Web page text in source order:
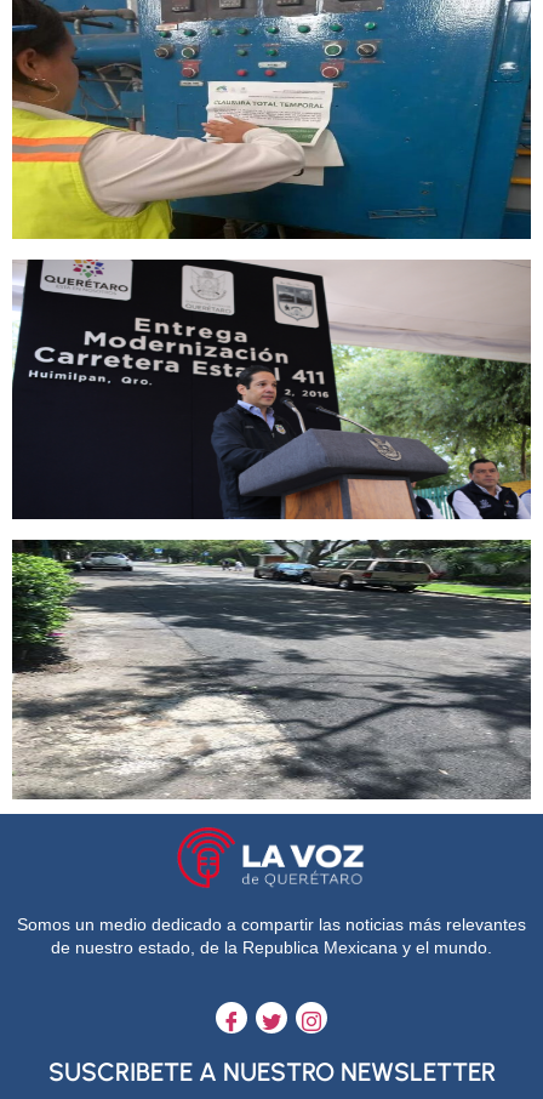
Somos un medio dedicado a compartir las noticias más relevantes
de nuestro estado, de la Republica Mexicana y el mundo.
SUSCRIBETE A NUESTRO NEWSLETTER